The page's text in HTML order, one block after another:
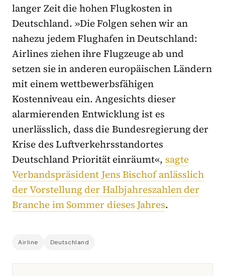
langer Zeit die hohen Flugkosten in
Deutschland. »Die Folgen sehen wir an
nahezu jedem Flughafen in Deutschland:
Airlines ziehen ihre Flugzeuge ab und
setzen sie in anderen europäischen Ländern
mit einem wettbewerbsfähigen
Kostenniveau ein. Angesichts dieser
alarmierenden Entwicklung ist es
unerlässlich, dass die Bundesregierung der
Krise des Luftverkehrsstandortes
Deutschland Priorität einräumt«, sagte
Verbandspräsident Jens Bischof anlässlich
der Vorstellung der Halbjahreszahlen der
Branche im Sommer dieses Jahres.
Airline Deutschland